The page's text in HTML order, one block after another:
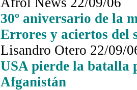
30º aniversario de la
Errores y aciertos del
Lisandro Otero 22/09/
USA pierde la batalla
Afganistán